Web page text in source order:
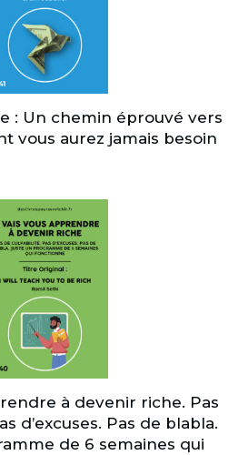
: Un chemin éprouvé vers
vous aurez jamais besoin
à devenir riche. Pas
d’excuses. Pas de blabla.
de 6 semaines qui